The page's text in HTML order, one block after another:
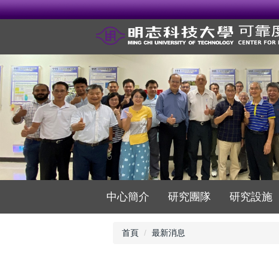
跳
到
容
區
中心簡介 研究團隊 研究設施
首頁 最新消息